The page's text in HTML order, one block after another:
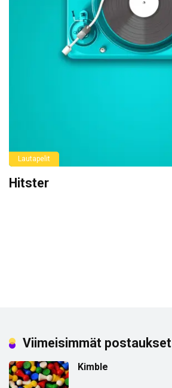
Lautapelit
Hitster
Viimeisimmät postaukset
Kimble